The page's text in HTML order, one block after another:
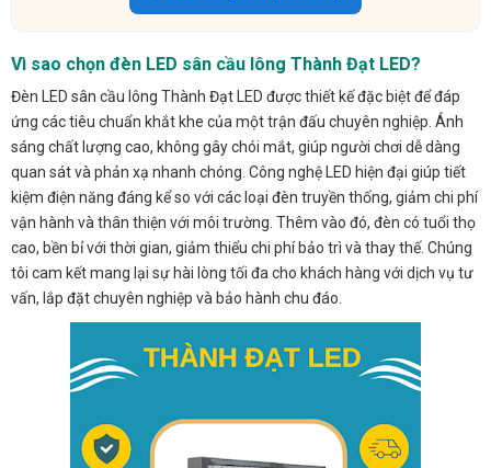
Vì sao chọn đèn LED sân cầu lông Thành Đạt LED?
Đèn LED sân cầu lông Thành Đạt LED được thiết kế đặc biệt để đáp
ứng các tiêu chuẩn khắt khe của một trận đấu chuyên nghiệp. Ánh
sáng chất lượng cao, không gây chói mắt, giúp người chơi dễ dàng
quan sát và phản xạ nhanh chóng. Công nghệ LED hiện đại giúp tiết
kiệm điện năng đáng kể so với các loại đèn truyền thống, giảm chi phí
vận hành và thân thiện với môi trường. Thêm vào đó, đèn có tuổi thọ
cao, bền bỉ với thời gian, giảm thiểu chi phí bảo trì và thay thế. Chúng
tôi cam kết mang lại sự hài lòng tối đa cho khách hàng với dịch vụ tư
vấn, lắp đặt chuyên nghiệp và bảo hành chu đáo.